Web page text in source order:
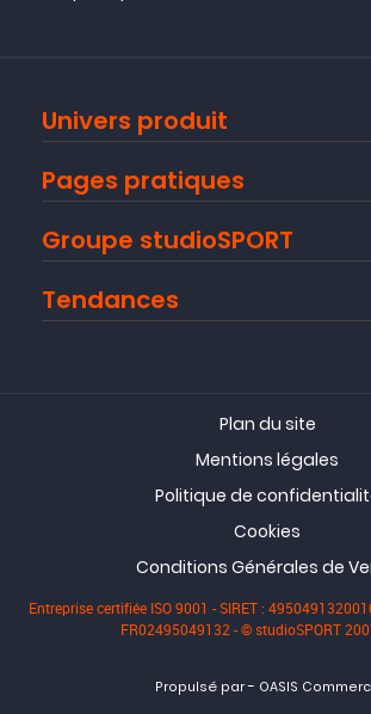
Univers produit
Pages pratiques
Groupe studioSPORT
Tendances
Plan du site
Mentions légales
Politique de
Cookies
Conditions Générales de
Entreprise certifiée ISO 9001 - SIRET :
FR02495049132 - © studioSPORT
Propulsé par- OASIS